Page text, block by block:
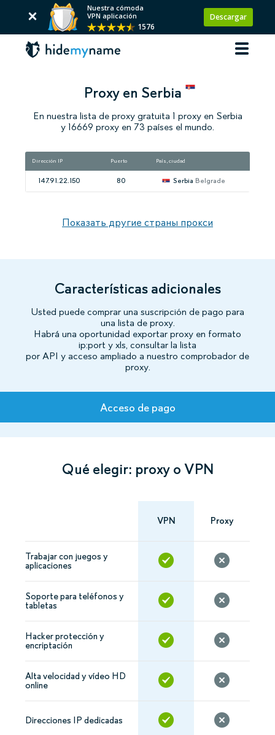
Nuestra cómoda
VPN aplicación
1576
Descargar
Proxy en Serbia
En nuestra lista de proxy gratuita 1 proxy en Serbia
y 16669 proxy en 73 países el mundo.
Dirección IP Puerto País, ciudad
147.91.22.150 80 Serbia Belgrade
Показать другие страны прокси
Características adicionales
Usted puede comprar una suscripción de pago para
una lista de proxy.
Habrá una oportunidad exportar proxy en formato
ip:port y xls, consultar la lista
por API y acceso ampliado a nuestro comprobador de
proxy.
Tarifas
Qué elegir: proxy o VPN
VPN Proxy
Trabajar con juegos y
aplicaciones
Soporte para teléfonos y
tabletas
Hacker protección y
encriptación
Alta velocidad y vídeo HD
online
Direcciones IP dedicadas
Acceso de pago